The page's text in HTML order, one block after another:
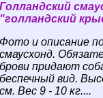
Голландский
"голландский
Фото и описание
смаусхонд.
брови придают
беспечный вид.
см. Вес 9 - 10 кг....